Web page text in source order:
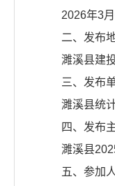
2026年3
二、发布
濉溪县建
三、发布
濉溪县统
四、发布
濉溪县
五、参加